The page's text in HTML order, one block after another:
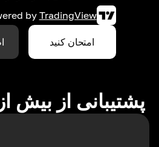
by TradingView
امتحان کنید
پشتیبانی از بیش از ۱۰۰ رمزارز